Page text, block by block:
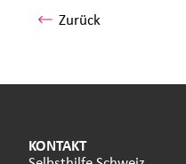
Zurück
KONTAKT